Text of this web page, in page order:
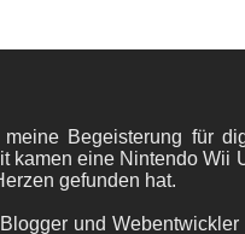
Begeisterung für
kamen eine Nintendo
gefunden hat.
und